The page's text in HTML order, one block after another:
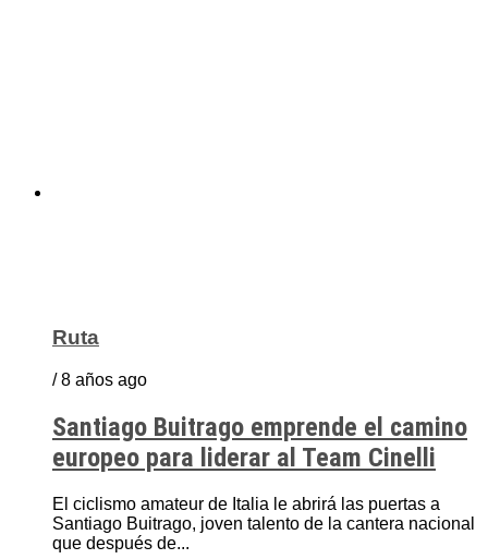
Ruta
/ 8 años ago
Santiago Buitrago emprende el camino
europeo para liderar al Team Cinelli
El ciclismo amateur de Italia le abrirá las puertas a
Santiago Buitrago, joven talento de la cantera nacional
que después de...